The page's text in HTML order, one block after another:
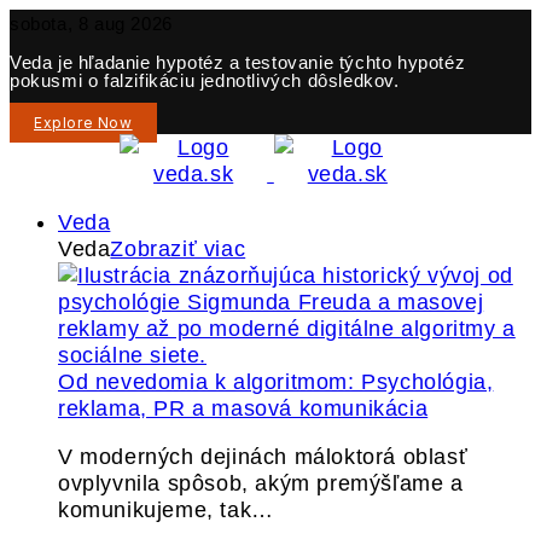
Veda je hľadanie hypotéz a testovanie týchto hypotéz
pokusmi o falzifikáciu jednotlivých dôsledkov.
Explore Now
Veda
VedaZobraziť viac
Od nevedomia k algoritmom: Psychológia,
reklama, PR a masová komunikácia
V moderných dejinách máloktorá oblasť
ovplyvnila spôsob, akým premýšľame a
komunikujeme, tak…